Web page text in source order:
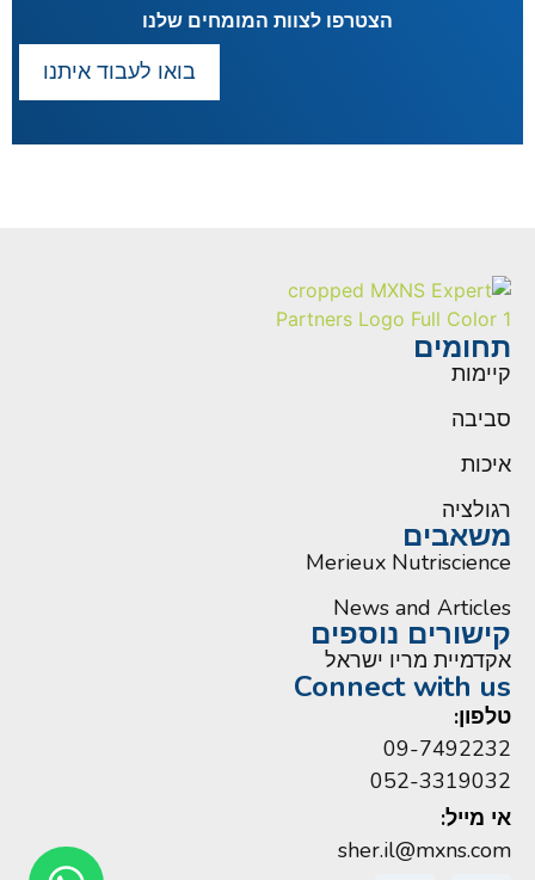
הצטרפו לצוות המומחים שלנו
בואו לעבוד איתנו
תחומים
קיימות
סביבה
איכות
רגולציה
משאבים
Merieux Nutriscience
News and Articles
קישורים נוספים
אקדמיית מריו ישראל
Connect with us
טלפון:
09-7492232
052-3319032
אי מייל:
sher.il@mxns.com